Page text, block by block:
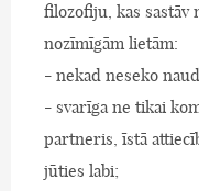
filozofiju, kas sastāv
nozīmīgām lietām:
- nekad neseko
- svarīga ne tikai
partneris, īstā
jūties labi;